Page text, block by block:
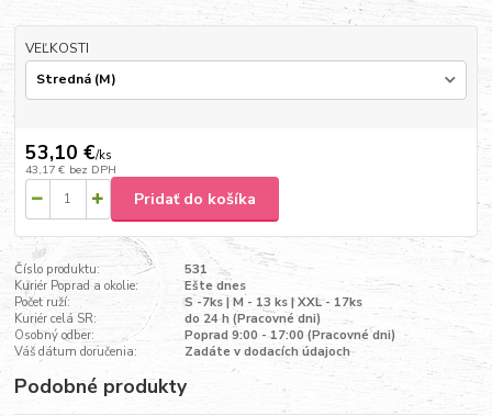
VEĽKOSTI
53,10 €/ks
43,17 € bez DPH
Pridať do košíka
Číslo produktu:
531
Kuriér Poprad a okolie:
Ešte dnes
Počet ruží:
S -7ks | M - 13 ks | XXL - 17ks
Kuriér celá SR:
do 24 h (Pracovné dni)
Osobný odber:
Poprad 9:00 - 17:00 (Pracovné dni)
Váš dátum doručenia:
Zadáte v dodacích údajoch
Podobné produkty